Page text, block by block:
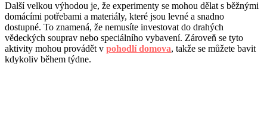
Další velkou výhodou je, že experimenty se mohou dělat s běžnými
domácími potřebami a materiály, které jsou levné a snadno
dostupné. To znamená, že nemusíte investovat do drahých
vědeckých souprav nebo speciálního vybavení. Zároveň se tyto
aktivity mohou provádět v pohodlí domova, takže se můžete bavit
kdykoliv během týdne.